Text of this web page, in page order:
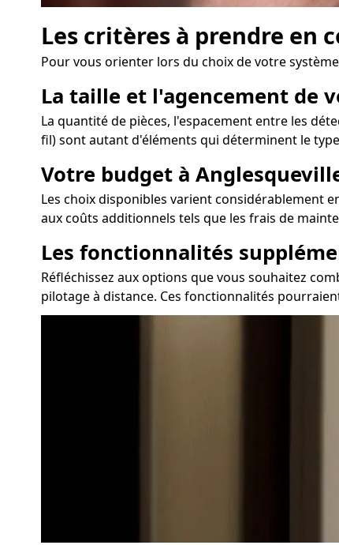
Les critères à prendre en
Pour vous orienter lors du choix de votre
La taille et l'agencement de
La quantité de pièces, l'espacement entre les
fil) sont autant d'éléments qui déterminent le
Votre budget à
Les choix disponibles varient considérablement
aux coûts additionnels tels que les frais de
Les fonctionnalités
Réfléchissez aux options que vous souhaitez
pilotage à distance. Ces fonctionnalités